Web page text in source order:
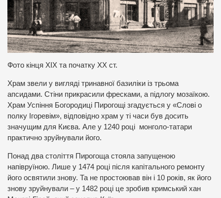
Фото кінця ХІХ та початку ХХ ст.
Храм звели у вигляді тринавної базиліки із трьома
апсидами. Стіни прикрасили фресками, а підлогу мозаїкою.
Храм Успіння Богородиці Пирогощі згадується у «Слові о
полку Ігоревім», відповідно храм у ті часи був досить
значущим для Києва. Але у 1240 році монголо-татари
практично зруйнували його.
Понад два століття Пирогоща стояла запущеною
напівруїною. Лише у 1474 році після капітального ремонту
його освятили знову. Та не простоював він і 10 років, як його
знову зруйнували – у 1482 році це зробив кримський хан